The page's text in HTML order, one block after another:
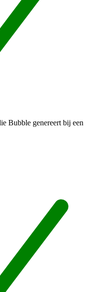
Bubble genereert bij een